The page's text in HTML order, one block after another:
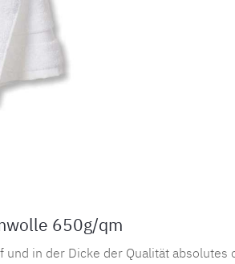
650g/qm
in der Dicke der Qualität